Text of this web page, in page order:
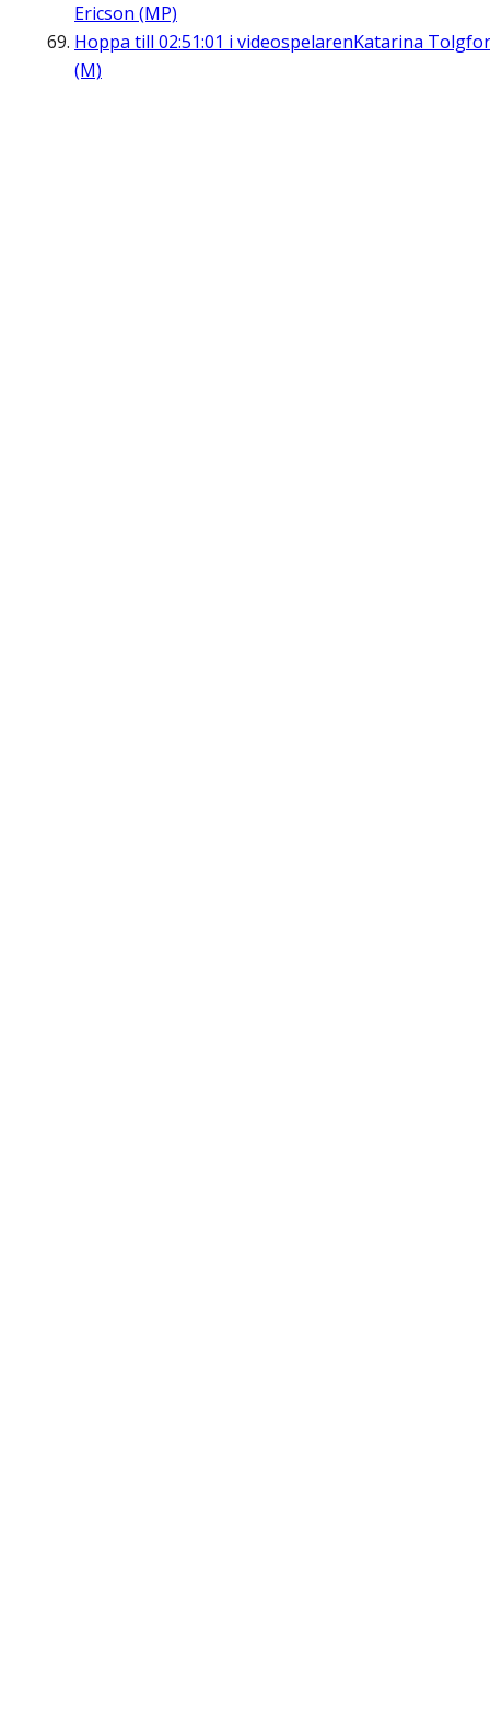
Ericson (MP)
Hoppa till 02:51:01 i videospelarenKatarina
(M)